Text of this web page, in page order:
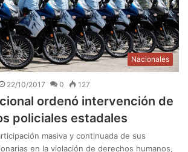
Nacionales
22/10/2017 0 127
ordenó intervención de
policiales estadales
masiva y continuada de sus
en la violación de derechos humanos,